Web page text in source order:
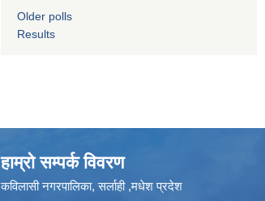
Older polls
Results
हाम्रो सम्पर्क विवरण
कविलासी नगरपालिका, सर्लाही ,मधेश प्रदेश